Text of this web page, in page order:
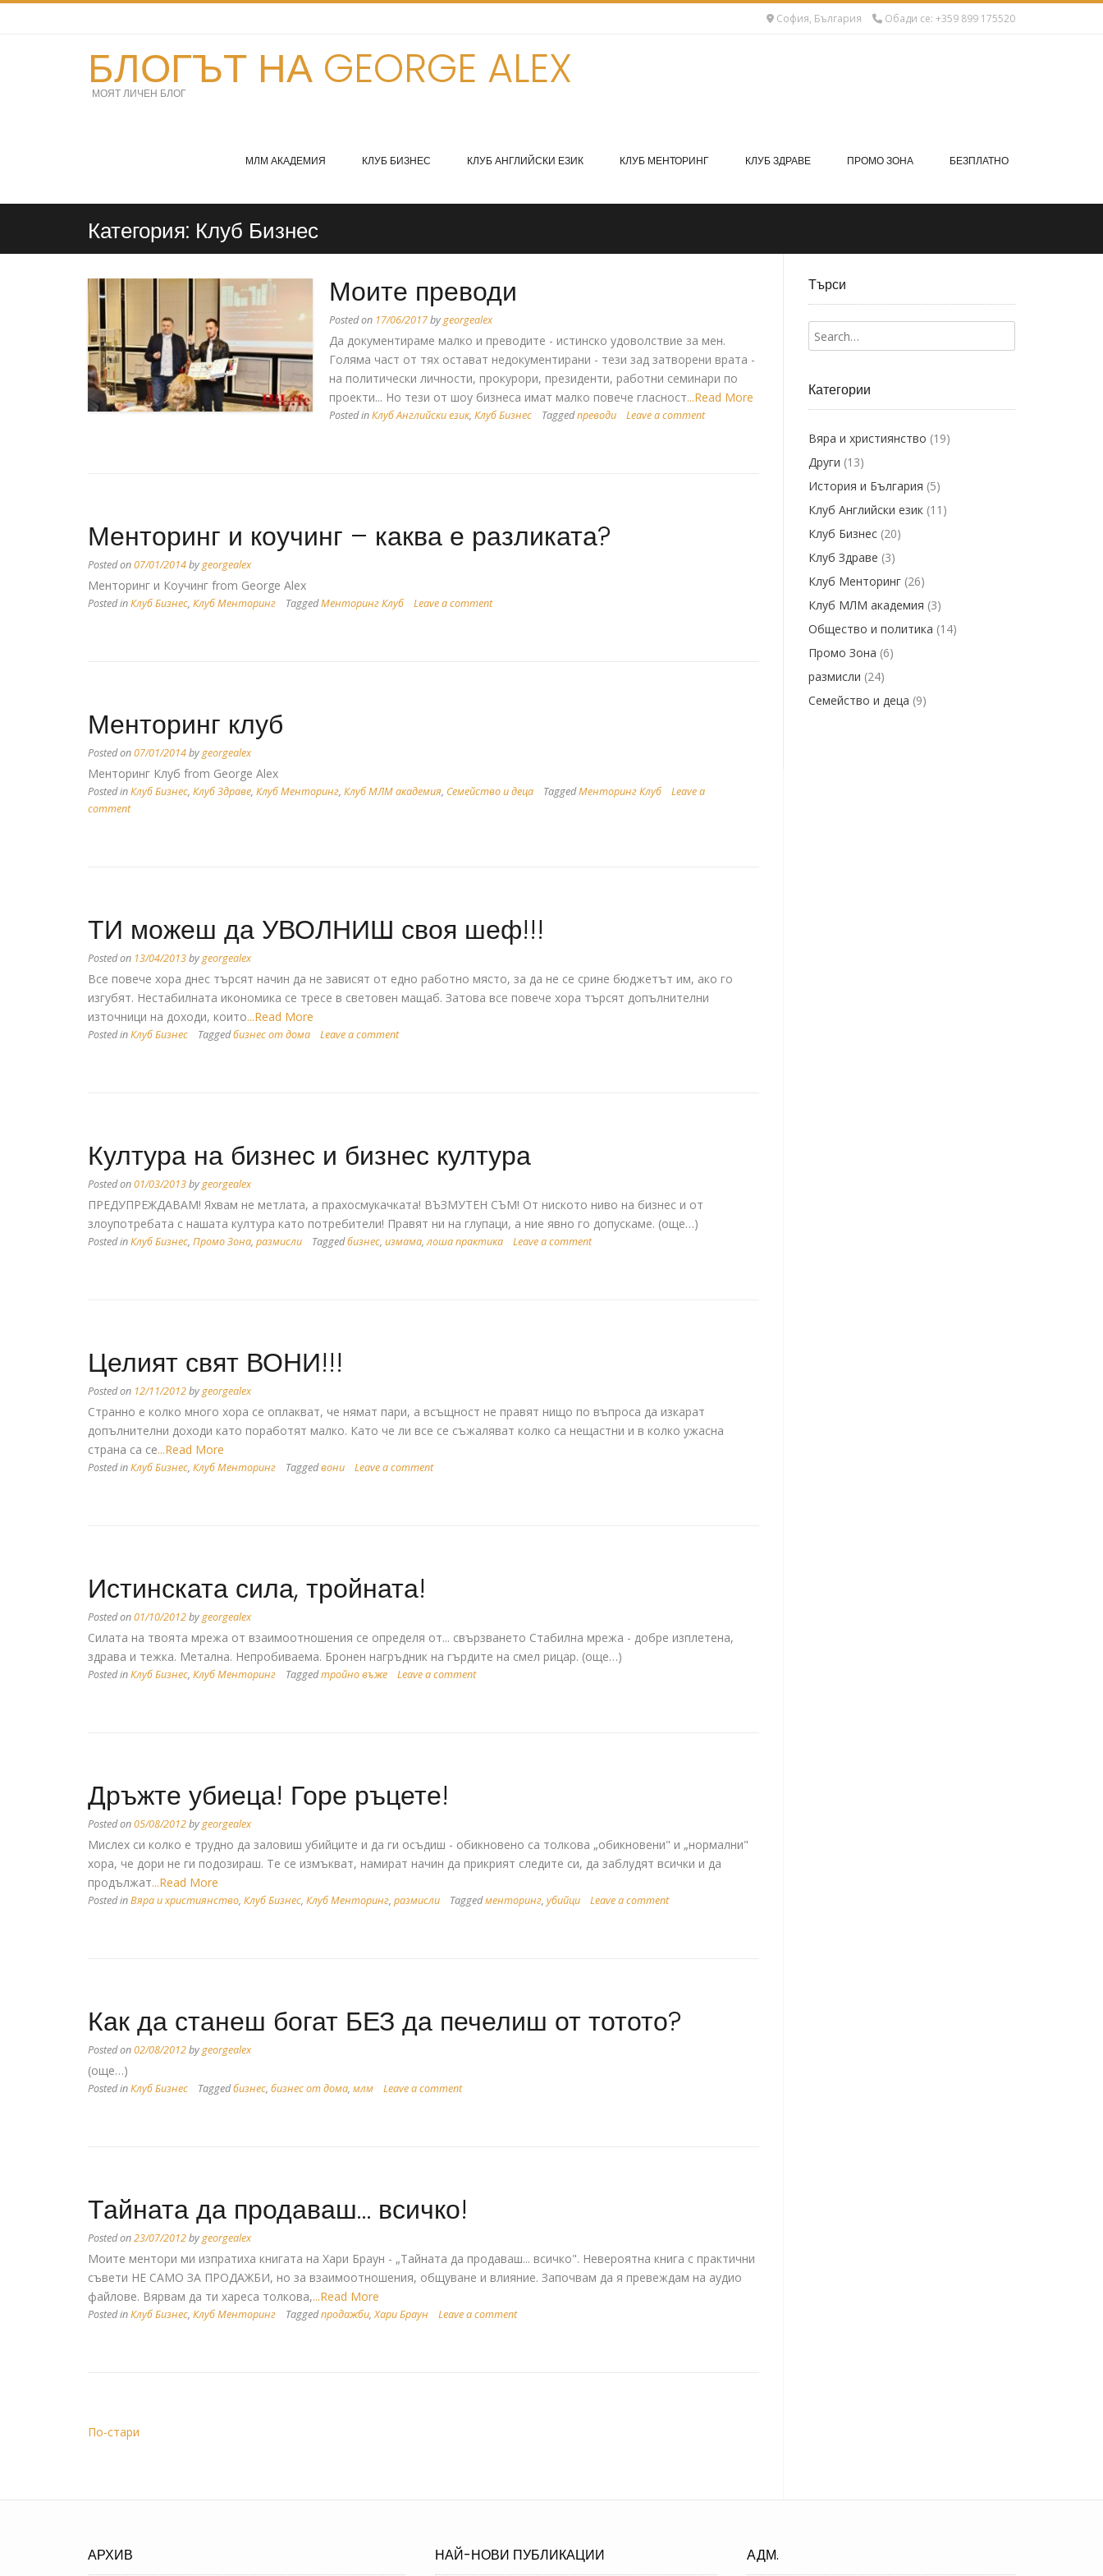
София, България Обади се: +359 899 175520
БЛОГЪТ НА GEORGE ALEX
МОЯТ ЛИЧЕН БЛОГ
МЛМ АКАДЕМИЯ КЛУБ БИЗНЕС КЛУБ АНГЛИЙСКИ ЕЗИК КЛУБ МЕНТОРИНГ КЛУБ ЗДРАВЕ ПРОМО ЗОНА БЕЗПЛАТНО
Категория: Клуб Бизнес
Моите преводи
Posted on 17/06/2017bygeorgealex
Да документираме малко и преводите - истинско удоволствие за мен.
Голяма част от тях остават недокументирани - тези зад затворени врата -
на политически личности, прокурори, президенти, работни семинари по
проекти... Но тези от шоу бизнеса имат малко повече гласност...Read More
Posted inКлуб Английски език,Клуб Бизнес Taggedпреводи Leave a comment
Менторинг и коучинг – каква е разликата?
Posted on07/01/2014bygeorgealex
Менторинг и Коучинг from George Alex
Posted inКлуб Бизнес, Клуб Менторинг TaggedМенторинг Клуб Leave a comment
Менторинг клуб
Posted on07/01/2014bygeorgealex
Менторинг Клуб from George Alex
Posted inКлуб Бизнес, Клуб Здраве, Клуб Менторинг, Клуб МЛМ академия, Семейство и деца TaggedМенторинг Клуб
Leave a
comment
ТИ можеш да УВОЛНИШ своя шеф!!!
Posted on 13/04/2013bygeorgealex
Все повече хора днес търсят начин да не зависят от едно работно място, за да не се срине бюджетът им, ако го
изгубят. Нестабилната икономика се тресе в световен мащаб. Затова все повече хора търсят допълнителни
източници на доходи, които...Read More
Posted inКлуб Бизнес Taggedбизнес от дома Leave a comment
Култура на бизнес и бизнес култура
Posted on01/03/2013bygeorgealex
ПРЕДУПРЕЖДАВАМ! Яхвам не метлата, а прахосмукачката! ВЪЗМУТЕН СЪМ! От ниското ниво на бизнес и от
злоупотребата с нашата култура като потребители! Правят ни на глупаци, а ние явно го допускаме. (още…)
Posted inКлуб Бизнес, Промо Зона, размисли Taggedбизнес, измама,лоша практика Leave a comment
Целият свят ВОНИ!!!
Posted on 12/11/2012bygeorgealex
Странно е колко много хора се оплакват, че нямат пари, а всъщност не правят нищо по въпроса да изкарат
допълнителни доходи като поработят малко. Като че ли все се съжаляват колко са нещастни и в колко ужасна
страна са се...Read More
Posted inКлуб Бизнес, Клуб Менторинг Taggedвони Leave a comment
Истинската сила, тройната!
Posted on01/10/2012bygeorgealex
Силата на твоята мрежа от взаимоотношения се определя от... свързването Стабилна мрежа - добре изплетена,
здрава и тежка. Метална. Непробиваема. Бронен нагръдник на гърдите на смел рицар. (още…)
Posted inКлуб Бизнес, Клуб Менторинг Taggedтройно въже Leave a comment
Дръжте убиеца! Горе ръцете!
Posted on05/08/2012bygeorgealex
Мислех си колко е трудно да заловиш убийците и да ги осъдиш - обикновено са толкова „обикновени" и „нормални"
хора, че дори не ги подозираш. Те се измъкват, намират начин да прикрият следите си, да заблудят всички и да
продължат...Read More
Posted inВяра и християнство, Клуб Бизнес, Клуб Менторинг, размисли Taggedменторинг, убийци Leave a comment
Как да станеш богат БЕЗ да печелиш от тотото?
Posted on02/08/2012bygeorgealex
(още…)
Posted inКлуб Бизнес Taggedбизнес, бизнес от дома, млм Leave a comment
Тайната да продаваш… всичко!
Posted on23/07/2012bygeorgealex
Моите ментори ми изпратиха книгата на Хари Браун - „Тайната да продаваш... всичко". Невероятна книга с практични
съвети НЕ САМО ЗА ПРОДАЖБИ, но за взаимоотношения, общуване и влияние. Започвам да я превеждам на аудио
файлове. Вярвам да ти хареса толкова,...Read More
Posted inКлуб Бизнес, Клуб Менторинг Taggedпродажби,Хари Браун Leave a comment
По-стари
Търси
Категории
Вяра и християнство (19)
Други (13)
История и България (5)
Клуб Английски език(11)
Клуб Бизнес(20)
Клуб Здраве (3)
Клуб Менторинг(26)
Клуб МЛМ академия (3)
Общество и политика (14)
Промо Зона (6)
размисли (24)
Семейство и деца (9)
АРХИВ НАЙ-НОВИ ПУБЛИКАЦИИ АДМ.